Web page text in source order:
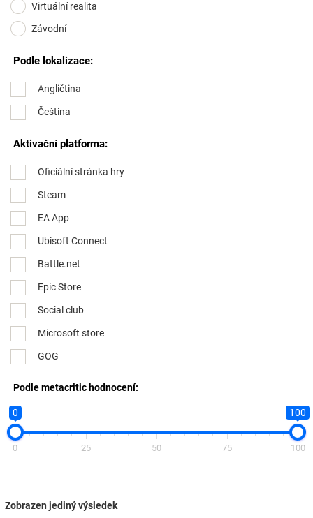
Virtuální realita
Závodní
Podle lokalizace:
Angličtina
Čeština
Aktivační platforma:
Oficiální stránka hry
Steam
EA App
Ubisoft Connect
Battle.net
Epic Store
Social club
Microsoft store
GOG
Podle metacritic hodnocení:
0 100
0 25 50 75 100
Zobrazen jediný výsledek